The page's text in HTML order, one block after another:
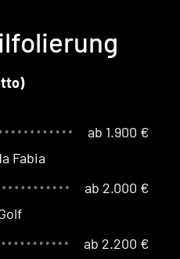
ab 1.900 €
Fabia
ab 2.000 €
ab 2.200 €